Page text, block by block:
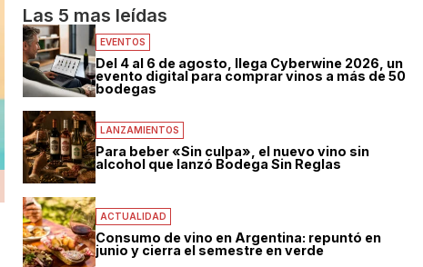
Las 5 mas leídas
EVENTOS
Del 4 al 6 de agosto, llega Cyberwine 2026, un
evento digital para comprar vinos a más de 50
bodegas
LANZAMIENTOS
Para beber «Sin culpa», el nuevo vino sin
alcohol que lanzó Bodega Sin Reglas
ACTUALIDAD
Consumo de vino en Argentina: repuntó en
junio y cierra el semestre en verde